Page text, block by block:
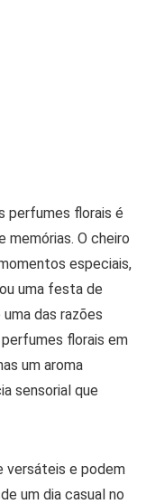
perfumes florais é
memórias. O cheiro
especiais,
uma festa de
das razões
florais em
um aroma
sensorial que
versáteis e podem
um dia casual no